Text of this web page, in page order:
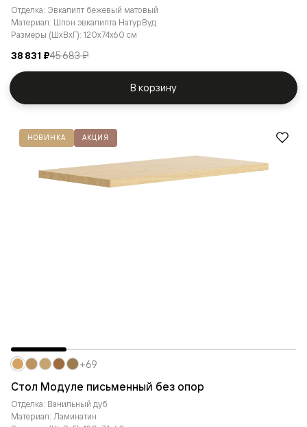
Отделка: Эвкалипт бежевый матовый
Материал: Шпон эвкалипта НатурВуд
Размеры (ШxВxГ): 120x74x60 см
38 831 ₽45 683 ₽
В корзину
НОВИНКА АКЦИЯ
Стол Модуле письменный без опор
Отделка: Ванильный дуб
Материал: Ламинатин
+69